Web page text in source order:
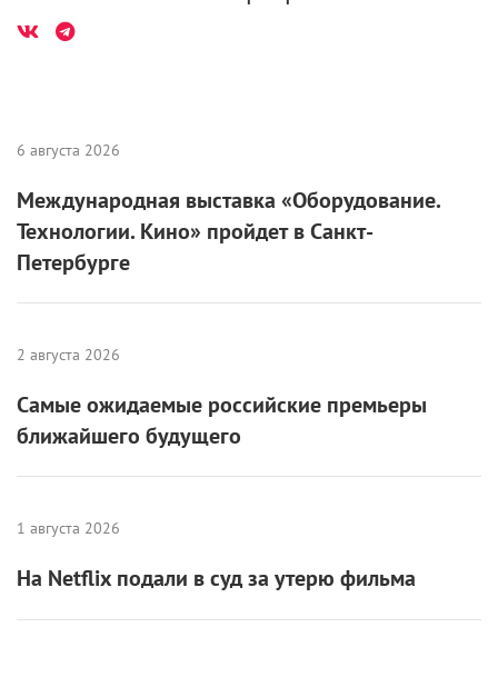
Читайте «КиноРепортер»
6 августа 2026
Международная выставка «Оборудование.
Технологии. Кино» пройдет в Санкт-
Петербурге
2 августа 2026
Самые ожидаемые российские премьеры
ближайшего будущего
1 августа 2026
На Netflix подали в суд за утерю фильма